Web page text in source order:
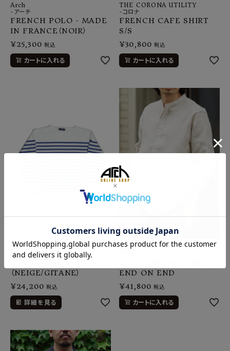
Arch
-アーチ
FRENCH POLO - MADE
IN FRANCE（NOIR）
¥25,300 税込
カートに入れる
THE CORONA UTILITY
-コロナ
FRENCH CAFE SHIRT
S/S
¥30,800 税込
カートに入れる
SAINT JAMES
-セントジェームス
NAVAL ナヴァル
（NEIGE/GITANE）
¥24,200 税込
詳細を見る
Arch
END ON END
¥41,800 税込
カートに入れる